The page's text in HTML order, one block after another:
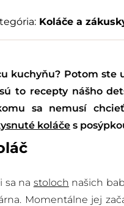
Koláče a
kuchyňu? Potom ste
to recepty nášho
sa nemusí
koláče s
sa na stoloch našich
Momentálne jej